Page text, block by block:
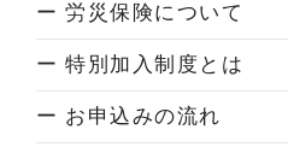
ー 労災保険について
ー 特別加入制度とは
ー お申込みの流れ